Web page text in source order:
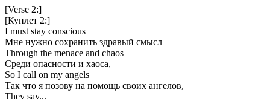
[Verse 2:]
[Куплет 2:]
I must stay conscious
Мне нужно сохранить здравый смысл
Through the menace and chaos
Среди опасности и хаоса,
So I call on my angels
Так что я позову на помощь своих ангелов,
They say...